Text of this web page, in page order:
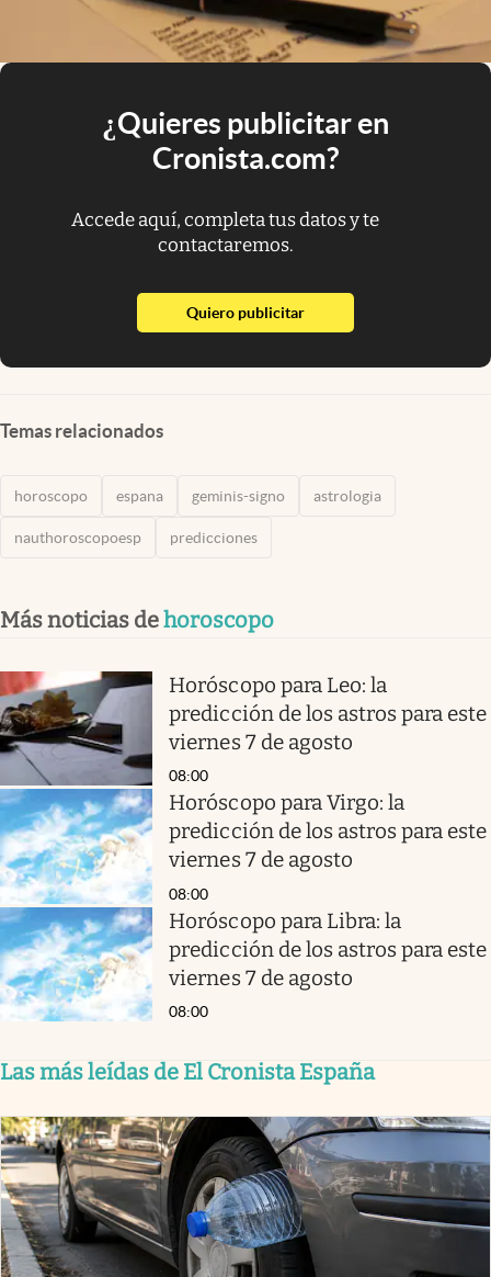
¿Quieres publicitar en
Cronista.com?
Accede aquí, completa tus datos y te
contactaremos.
Quiero publicitarabre en nueva pestaña
Temas relacionados
horoscopo espana geminis-signo astrologia
nauthoroscopoesp predicciones
Más noticias dehoroscopo
Horóscopo para Leo: la
predicción de los astros para este
viernes 7 de agosto
08:00
Horóscopo para Virgo: la
predicción de los astros para este
viernes 7 de agosto
08:00
Horóscopo para Libra: la
predicción de los astros para este
viernes 7 de agosto
08:00
Las más leídas de El Cronista España